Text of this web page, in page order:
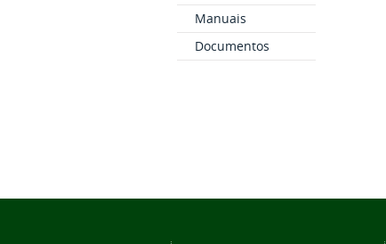
Manuais
Documentos